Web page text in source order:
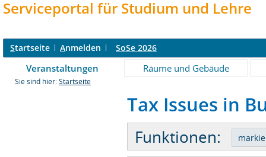
Serviceportal für Studium und Lehre
Startseite Anmelden SoSe 2026
Veranstaltungen Räume und Gebäude
Sie sind hier: Startseite
Tax Issues in
Funktionen: